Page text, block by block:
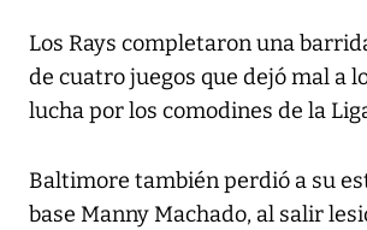
Los Rays completaron una
de cuatro juegos que dejó mal a
lucha por los comodines de la
Baltimore también perdió a su
base Manny Machado, al salir